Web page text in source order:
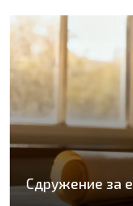
Сдружение за